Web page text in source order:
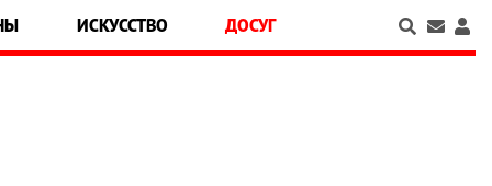
ИСКУССТВО ДОСУГ